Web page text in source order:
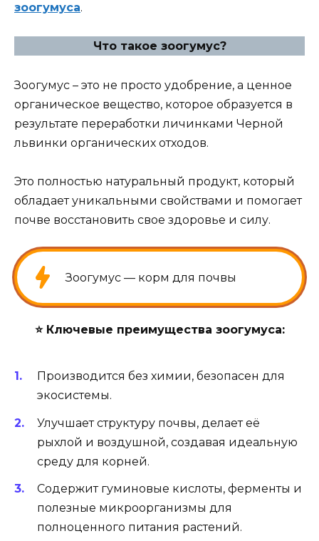
зоогумуса.
Что такое зоогумус?
Зоогумус – это не просто удобрение, а ценное
органическое вещество, которое образуется в
результате переработки личинками Черной
львинки органических отходов.
Это полностью натуральный продукт, который
обладает уникальными свойствами и помогает
почве восстановить свое здоровье и силу.
Зоогумус — корм для почвы
⭐️Ключевые преимущества зоогумуса:
Производится без химии, безопасен для
экосистемы.
Улучшает структуру почвы, делает её
рыхлой и воздушной, создавая идеальную
среду для корней.
Содержит гуминовые кислоты, ферменты и
полезные микроорганизмы для
полноценного питания растений.